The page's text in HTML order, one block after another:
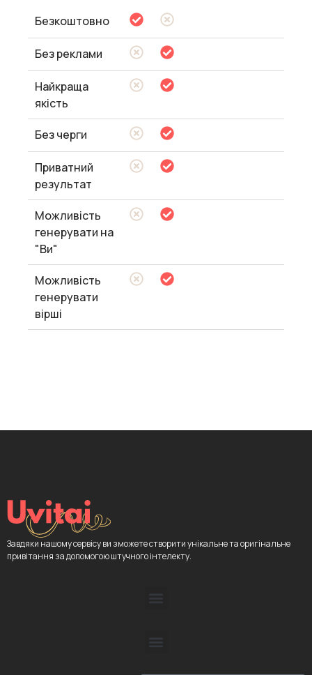
Безкоштовно
Без реклами
Найкраща
якість
Без черги
Приватний
результат
Можливість
генерувати на
"Ви"
Можливість
генерувати
вірші
Завдяки нашому сервісу ви зможете створити унікальне та оригінальне
привітання за допомогою штучного інтелекту.